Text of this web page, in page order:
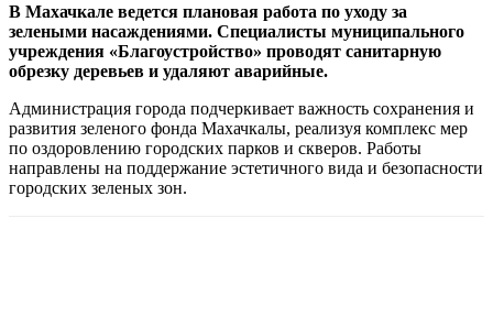
В Махачкале ведется плановая работа по уходу за
зелеными насаждениями. Специалисты муниципального
учреждения «Благоустройство» проводят санитарную
обрезку деревьев и удаляют аварийные.
Администрация города подчеркивает важность сохранения и
развития зеленого фонда Махачкалы, реализуя комплекс мер
по оздоровлению городских парков и скверов. Работы
направлены на поддержание эстетичного вида и безопасности
городских зеленых зон.